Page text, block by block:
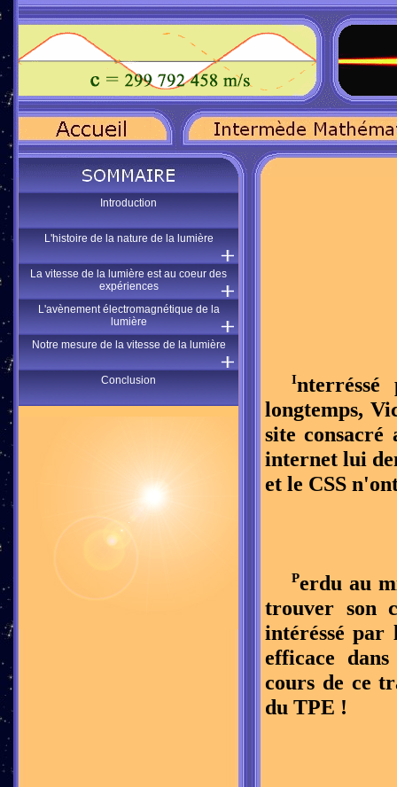
Introduction
L'histoire de la nature de la lumière
La vitesse de la lumière est au coeur des
expériences
L'avènement électromagnétique de la
lumière
Notre mesure de la vitesse de la lumière
Conclusion I
longtemps,
site
internet lui
et le CSS
Perdu au
trouver son
intéréssé par
efficace
cours de ce
du TPE !